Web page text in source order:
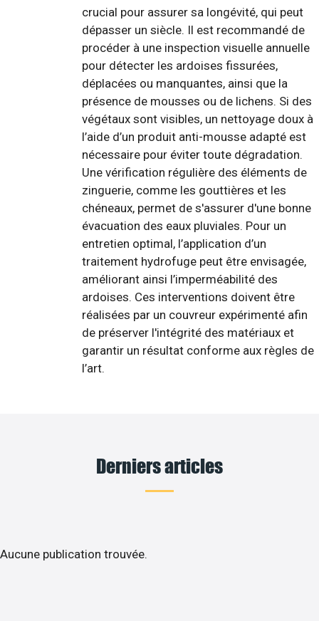
crucial pour assurer sa longévité, qui peut
dépasser un siècle. Il est recommandé de
procéder à une inspection visuelle annuelle
pour détecter les ardoises fissurées,
déplacées ou manquantes, ainsi que la
présence de mousses ou de lichens. Si des
végétaux sont visibles, un nettoyage doux à
l’aide d’un produit anti-mousse adapté est
nécessaire pour éviter toute dégradation.
Une vérification régulière des éléments de
zinguerie, comme les gouttières et les
chéneaux, permet de s'assurer d'une bonne
évacuation des eaux pluviales. Pour un
entretien optimal, l’application d’un
traitement hydrofuge peut être envisagée,
améliorant ainsi l’imperméabilité des
ardoises. Ces interventions doivent être
réalisées par un couvreur expérimenté afin
de préserver l'intégrité des matériaux et
garantir un résultat conforme aux règles de
l’art.
Derniers articles
Aucune publication trouvée.